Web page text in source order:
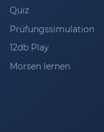
Quiz
Prüfungssimulation
12db Play
Morsen lernen